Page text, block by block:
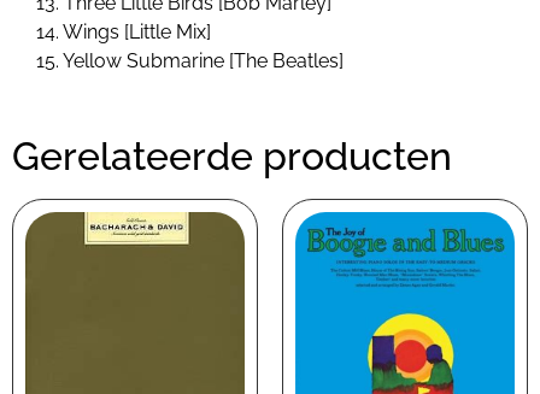
14. Wings [Little Mix]
15. Yellow Submarine [The Beatles]
Gerelateerde producten